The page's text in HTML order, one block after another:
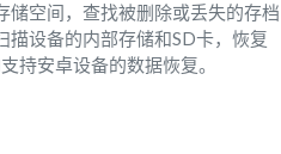
储空间，查找被删除或丢失的存档
设备的内部存储和SD卡，恢复
持安卓设备的数据恢复。